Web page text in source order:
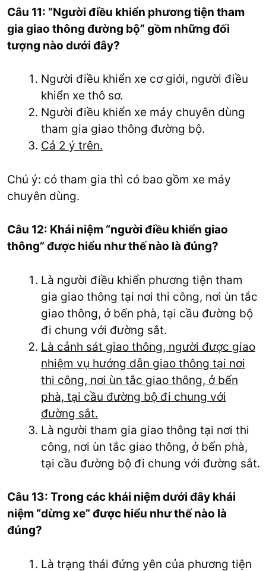
Câu 11: “Người điều khiển phương tiện tham
gia giao thông đường bộ” gồm những đối
tượng nào dưới đây?
Người điều khiển xe cơ giới, người điều
khiển xe thô sơ.
Người điều khiển xe máy chuyên dùng
tham gia giao thông đường bộ.
Cả 2 ý trên.
Chú ý: có tham gia thì có bao gồm xe máy
chuyên dùng.
Câu 12: Khái niệm “người điều khiển giao
thông” được hiểu như thế nào là đúng?
Là người điều khiển phương tiện tham
gia giao thông tại nơi thi công, nơi ùn tắc
giao thông, ở bến phà, tại cầu đường bộ
đi chung với đường sắt.
Là cảnh sát giao thông, người được giao
nhiệm vụ hướng dẫn giao thông tại nơi
thi công, nơi ùn tắc giao thông, ở bến
phà, tại cầu đường bộ đi chung với
đường sắt.
Là người tham gia giao thông tại nơi thi
công, nơi ùn tắc giao thông, ở bến phà,
tại cầu đường bộ đi chung với đường sắt.
Câu 13: Trong các khái niệm dưới đây khái
niệm “dừng xe” được hiểu như thế nào là
đúng?
Là trạng thái đứng yên của phương tiện